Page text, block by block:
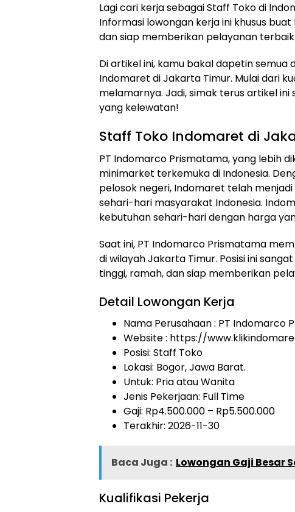
Lagi cari kerja sebagai Staff Toko di
Informasi lowongan kerja ini khusus
dan siap memberikan pelayanan
Di artikel ini, kamu bakal dapetin
Indomaret di Jakarta Timur. Mulai dari
melamarnya. Jadi, simak terus artikel
yang kelewatan!
Staff Toko Indomaret di
PT Indomarco Prismatama, yang lebih
minimarket terkemuka di Indonesia.
pelosok negeri, Indomaret telah
sehari-hari masyarakat Indonesia.
kebutuhan sehari-hari dengan harga
Saat ini, PT Indomarco Prismatama
di wilayah Jakarta Timur. Posisi ini
tinggi, ramah, dan siap memberikan
Detail Lowongan Kerja
Nama Perusahaan : PT Indomarco
Website : https://
Posisi: Staff Toko
Lokasi: Bogor, Jawa Barat.
Untuk: Pria atau Wanita
Jenis Pekerjaan: Full Time
Gaji: Rp4.500.000 – Rp5.500.000
Terakhir: 2026-11-30
Baca Juga : Lowongan Gaji Besar
Kualifikasi Pekerja